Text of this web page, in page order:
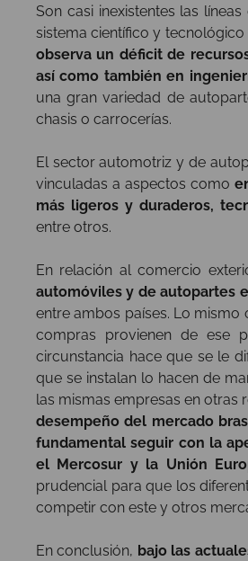
Son casi inexistentes las
sistema científico y
observa un déficit de
así como también en
una gran variedad de
chasis o carrocerías.
El sector automotriz y de
vinculadas a aspectos como
más ligeros y duraderos,
entre otros.
En relación al comercio
automóviles y de autopartes
entre ambos países. Lo
compras provienen de ese
circunstancia hace que se le
que se instalan lo hacen de
las mismas empresas en otras
desempeño del mercado
fundamental seguir con la
el Mercosur y la Unión
prudencial para que los
competir con este y otros
En conclusión, bajo las